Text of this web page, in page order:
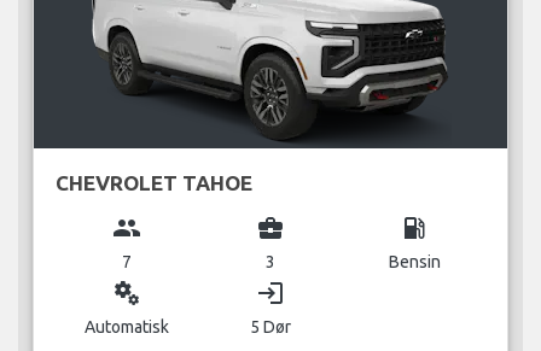
CHEVROLET TAHOE
group
7
business_center
3
local_gas_station
Bensin
miscellaneous_services
Automatisk
login
5 Dør